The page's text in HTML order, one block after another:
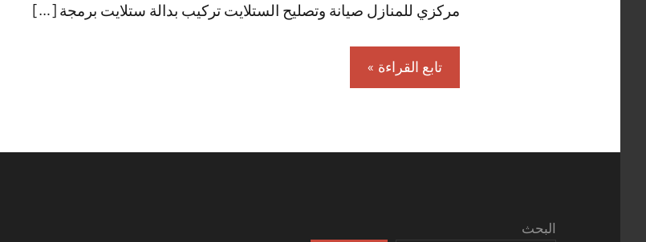
مركزي للمنازل صيانة وتصليح الستلايت تركيب بدالة ستلايت برمجة […]
تابع القراءة
البحث